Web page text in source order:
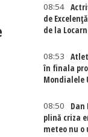
08:54
de
de la
08:53
în finala
Mondialele
08:50
plină criza
meteo nu o